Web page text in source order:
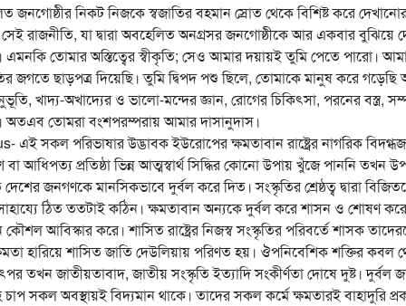
জনগোষ্ঠীর নিকট নিজকে স্বজাতির বহমান স্রোত থেকে বিশিষ্ট করে
রাজনীতি, যা দ্বারা অবহেলিত অনগ্রসর জনগোষ্ঠীকে আর একবার বুঝিয়ে
তোমার অস্তিত্বের স্বীকৃতি; সেও আমার দয়ায়ই তুমি পেতে পারো।
জগতে ছাড়পত্র দিয়েছি। তুমি দ্বিপদ পশু ছিলে, তোমাকে মানুষ করে গড়েছি
খাদ্য-অখাদ্যের ও ভালো-মন্দের জ্ঞান, রোগের চিকিৎসা, পরনের বস্ত্র,
অতএব তোমরা বংশপরম্পরায় আমার দাসানুদাস।
পরিভাষার উদ্ভাবক ইউরোপের ক্ষমতাবান রাষ্ট্রের নাগরিক
প্রতিষ্ঠা ভিন্ন আত্মস্বার্থ সিদ্ধির কোনো উপায় খুঁজে পাননি তখন
জনগণকে মানসিকভাবে দুর্বল করে দিত। সংস্কৃতির শ্রেষ্ঠত্ব দ্বারা
সাহায্যে ঠিত ততটাই কঠিন। ক্ষমতাবান অন্যকে দুর্বল করে শাসন ও শোষণ করে
আবিস্কার করে। শাসিত রাষ্ট্রের নিজস্ব সংস্কৃতির পরিবর্তে শাসক
হারিয়ে শাসিত জাতি দেউলিয়ায় পরিণত হয়। ঔপনিবেশিক শক্তির কবল
তখন জাতীয়তাবাদ, জাতীয় সংস্কৃতি ইত্যাদি সংকীর্ণতা দোষে দুষ্ট। দুর্বল
চাপ সকল অবস্থায়ই বিদ্যমান থাকে। তাদের সকল কর্মে ক্ষমতারই বাহাদুরি